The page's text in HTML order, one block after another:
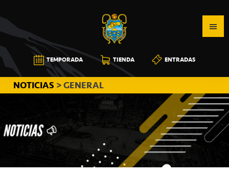
a
la
navegación
principal
al
contenido
principal
a
la
barra
lateral
principal
CB
CANARIAS
TEMPORADA TIENDA ENTRADAS
NOTICIAS > GENERAL